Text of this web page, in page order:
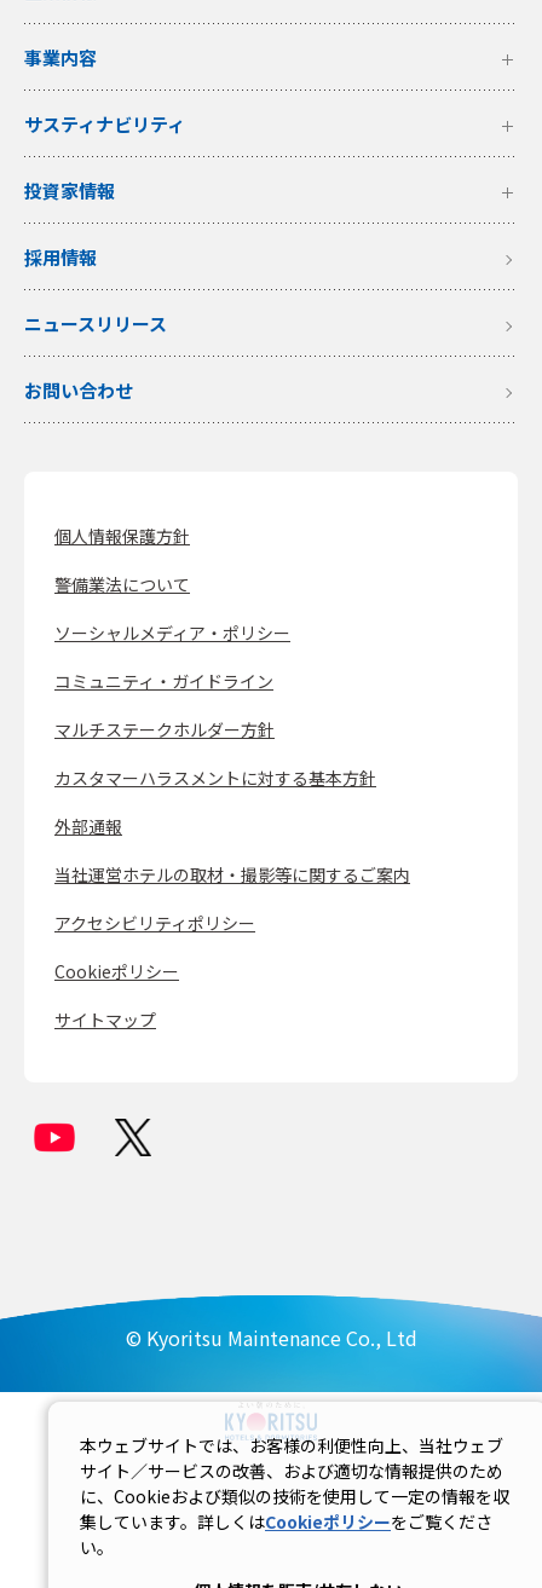
事業内容
サスティナビリティ
投資家情報
採用情報
ニュースリリース
お問い合わせ
個人情報保護方針
警備業法について
ソーシャルメディア・ポリシー
コミュニティ・ガイドライン
マルチステークホルダー方針
カスタマーハラスメントに対する基本方針
外部通報
当社運営ホテルの取材・撮影等に関するご案内
アクセシビリティポリシー
Cookieポリシー
サイトマップ
© Kyoritsu Maintenance Co., Ltd
本ウェブサイトでは、お客様の利便性向上、当社ウェブ
サイト／サービスの改善、および適切な情報提供のため
に、Cookieおよび類似の技術を使用して一定の情報を収
集しています。詳しくはCookieポリシーをご覧くださ
い。